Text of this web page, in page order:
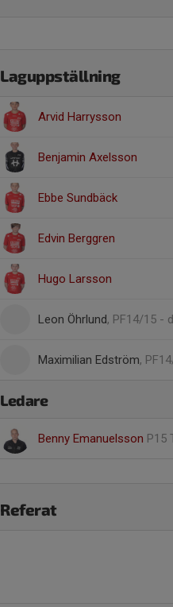
Laguppställning
Arvid Harrysson
Benjamin Axelsson
Ebbe Sundbäck
Edvin Berggren
Hugo Larsson
Leon Öhrlund, PF14/15 -
Maximilian Edström,
Ledare
Benny Emanuelsson P15
Referat